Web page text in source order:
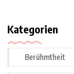
Kategorien
Berühmtheit